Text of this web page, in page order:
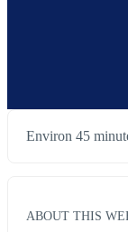
Environ 45
ABOUT THIS